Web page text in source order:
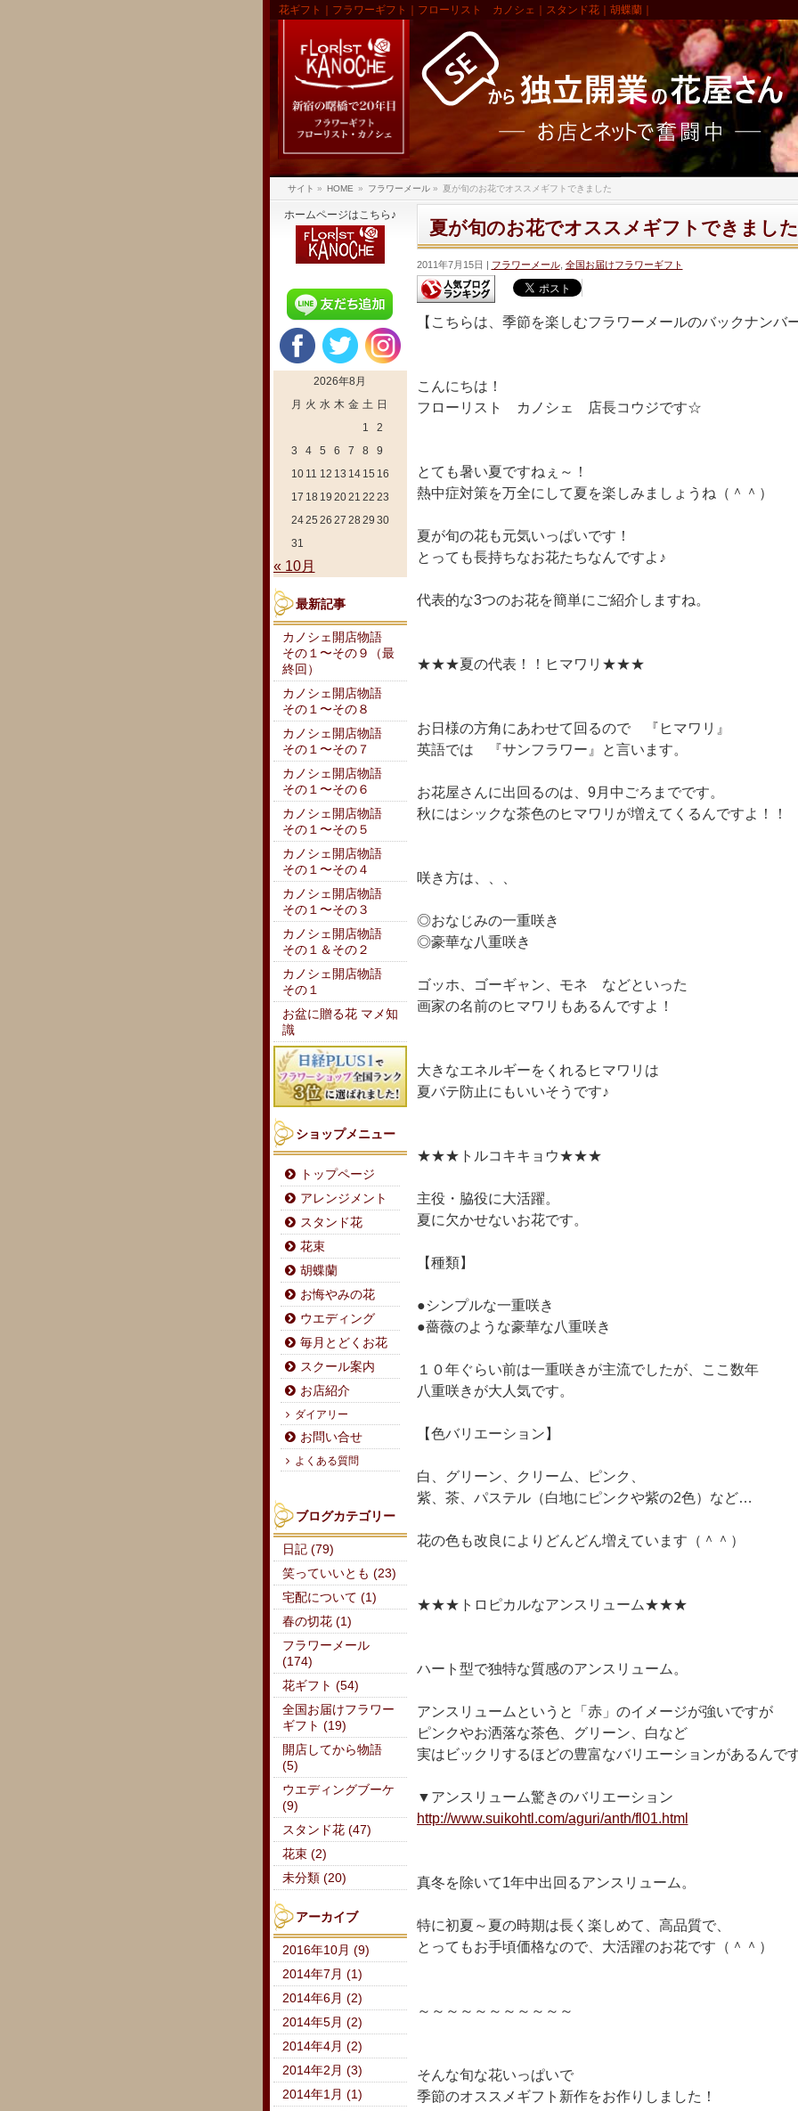
花ギフト｜フラワーギフト｜フローリスト カノシェ｜スタンド花｜胡蝶蘭｜
サイト » HOME » フラワーメール» 夏が旬のお花でオススメギフトできました
夏が旬のお花でオススメギフトできました
2011年7月15日 フラワーメール, 全国お届けフラワーギフト
【こちらは、季節を楽しむフラワーメールのバックナンバ
こんにちは！
フローリスト カノシェ 店長コウジです☆
とても暑い夏ですねぇ～！
熱中症対策を万全にして夏を楽しみましょうね（＾＾）
夏が旬の花も元気いっぱいです！
とっても長持ちなお花たちなんですよ♪
代表的な3つのお花を簡単にご紹介しますね。
★★★夏の代表！！ヒマワリ★★★
お日様の方角にあわせて回るので 『ヒマワリ』
英語では 『サンフラワー』と言います。
お花屋さんに出回るのは、9月中ごろまでです。
秋にはシックな茶色のヒマワリが増えてくるんですよ！！
咲き方は、、、
◎おなじみの一重咲き
◎豪華な八重咲き
ゴッホ、ゴーギャン、モネ などといった
画家の名前のヒマワリもあるんですよ！
大きなエネルギーをくれるヒマワリは
夏バテ防止にもいいそうです♪
★★★トルコキキョウ★★★
主役・脇役に大活躍。
夏に欠かせないお花です。
【種類】
●シンプルな一重咲き
●薔薇のような豪華な八重咲き
１０年ぐらい前は一重咲きが主流でしたが、ここ数年
八重咲きが大人気です。
【色バリエーション】
白、グリーン、クリーム、ピンク、
紫、茶、パステル（白地にピンクや紫の2色）など…
花の色も改良によりどんどん増えています（＾＾）
★★★トロピカルなアンスリューム★★★
ハート型で独特な質感のアンスリューム。
アンスリュームというと「赤」のイメージが強いですが
ピンクやお洒落な茶色、グリーン、白など
実はビックリするほどの豊富なバリエーションがあるんで
▼アンスリューム驚きのバリエーション
http://www.suikohtl.com/aguri/anth/fl01.html
真冬を除いて1年中出回るアンスリューム。
特に初夏～夏の時期は長く楽しめて、高品質で、
とってもお手頃価格なので、大活躍のお花です（＾＾）
～～～～～～～～～～～
そんな旬な花いっぱいで
季節のオススメギフト新作をお作りしました！
ホームページはこちら♪
2026年8月
月 火 水 木 金 土 日
1
2
3
4 5 6 7 8
9
10 11 12 13 14 15 16
17 18 19 2021 22 23
2425 26 27 28 29 30
31
« 10月
最新記事
カノシェ開店物語
その１〜その９（最
終回）
カノシェ開店物語
その１〜その８
カノシェ開店物語
その１〜その７
カノシェ開店物語
その１〜その６
カノシェ開店物語
その１〜その５
カノシェ開店物語
その１〜その４
カノシェ開店物語
その１〜その３
カノシェ開店物語
その１＆その２
カノシェ開店物語
その１
お盆に贈る花 マメ知
識
ショップメニュー
トップページ
アレンジメント
スタンド花
花束
胡蝶蘭
お悔やみの花
ウエディング
毎月とどくお花
スクール案内
お店紹介
ダイアリー
お問い合せ
よくある質問
ブログカテゴリー
日記 (79)
笑っていいとも (23)
宅配について (1)
春の切花 (1)
フラワーメール
(174)
花ギフト (54)
全国お届けフラワー
ギフト (19)
開店してから物語
(5)
ウエディングブーケ
(9)
スタンド花 (47)
花束 (2)
未分類 (20)
アーカイブ
2016年10月 (9)
2014年7月 (1)
2014年6月 (2)
2014年5月 (2)
2014年4月 (2)
2014年2月 (3)
2014年1月 (1)